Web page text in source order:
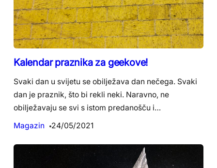
Kalendar praznika za geekove!
Svaki dan u svijetu se obilježava dan nečega. Svaki
dan je praznik, što bi rekli neki. Naravno, ne
obilježavaju se svi s istom predanošču i…
Magazin
24/05/2021